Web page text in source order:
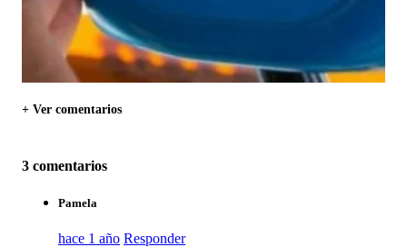
+ Ver comentarios
3 comentarios
Pamela
hace 1 año Responder